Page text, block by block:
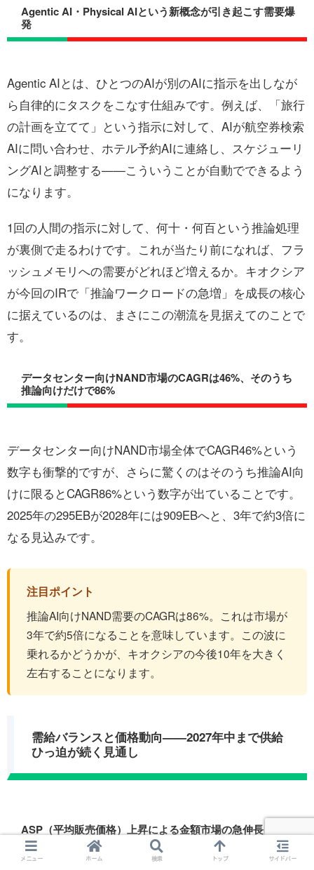
Agentic AI・Physical AIという新概念が引き起こす需要爆
発
Agentic AIとは、ひとつのAIが別のAIに指示を出しなが
ら自律的にタスクをこなす仕組みです。例えば、「旅行
の計画を立てて」という指示に対して、AIが航空券検索
AIに問い合わせ、ホテル予約AIに連絡し、スケジューリ
ングAIと調整する——こういうことが自動でできるよう
になります。
1回の人間の指示に対して、何十・何百という推論処理
が裏側で走るわけです。これが当たり前になれば、フラ
ッシュメモリへの需要がどれほど増えるか。キオクシア
が今回のIRで「推論ワークロードの急増」を成長の核心
に据えているのは、まさにこの潮流を見据えてのことで
す。
データセンター向けNAND市場のCAGRは46%、そのうち
推論向けだけで86%
データセンター向けNAND市場全体でCAGR46%という
数字も衝撃的ですが、さらに驚くのはそのうち推論AI向
けに限るとCAGR86%という数字が出ていることです。
2025年の295EBが2028年には909EBへと、3年で約3倍に
なる見込みです。
注目ポイント
推論AI向けNAND需要のCAGRは86%。これは市場が
3年で約5倍になることを意味しています。この波に
乗れるかどうかが、キオクシアの今後10年を大きく
左右することになります。
需給バランスと価格動向——2027年中まで供給
ひっ迫が続く見通し
ASP（平均販売価格）上昇による金額市場の急伸長
メニュー ホーム 検索 トップ サイドバー